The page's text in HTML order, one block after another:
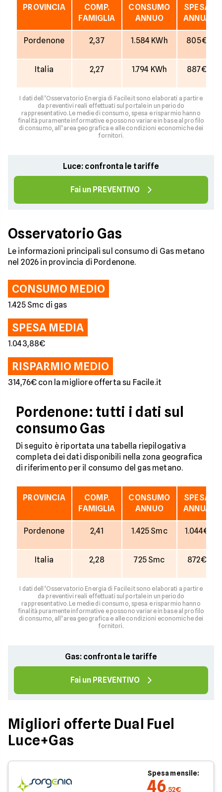
PROVINCIA
COMP.
FAMIGLIA
CONSUMO
ANNUO
SPESA
ANNUA
Pordenone 2,37 1.584 KWh 805€
Italia 2,27 1.794 KWh 887€
I dati dell’Osservatorio Energia di Facile.it sono elaborati a partire
da preventivi reali effettuati sul portale in un periodo
rappresentativo. Le medie di consumo, spesa e risparmio hanno
finalità puramente informative e possono variare in base al profilo
di consumo, all’area geografica e alle condizioni economiche dei
fornitori.
Luce: confronta le tariffe
Fai un PREVENTIVO
Osservatorio Gas
Le informazioni principali sul consumo di Gas metano
nel 2026 in provincia di Pordenone.
CONSUMO MEDIO
1.425 Smc di gas
SPESA MEDIA
1.043,88€
RISPARMIO MEDIO
314,76€ con la migliore offerta su Facile.it
Pordenone: tutti i dati sul
consumo Gas
Di seguito è riportata una tabella riepilogativa
completa dei dati disponibili nella zona geografica
di riferimento per il consumo del gas metano.
PROVINCIA
COMP.
FAMIGLIA
CONSUMO
ANNUO
SPESA
ANNUA
Pordenone 2,41 1.425 Smc 1.044€
Italia 2,28 725 Smc 872€
I dati dell’Osservatorio Energia di Facile.it sono elaborati a partire
da preventivi reali effettuati sul portale in un periodo
rappresentativo. Le medie di consumo, spesa e risparmio hanno
finalità puramente informative e possono variare in base al profilo
di consumo, all’area geografica e alle condizioni economiche dei
fornitori.
Gas: confronta le tariffe
Fai un PREVENTIVO
Migliori offerte Dual Fuel
Luce+Gas
Spesa mensile:
46,52€